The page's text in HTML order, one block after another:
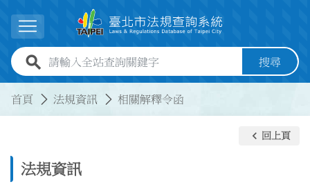
展開選單
全站查詢關鍵字欄位 搜尋
首頁 法規資訊 相關解釋令函
法規資訊
keyboard_arrow_left 回上頁